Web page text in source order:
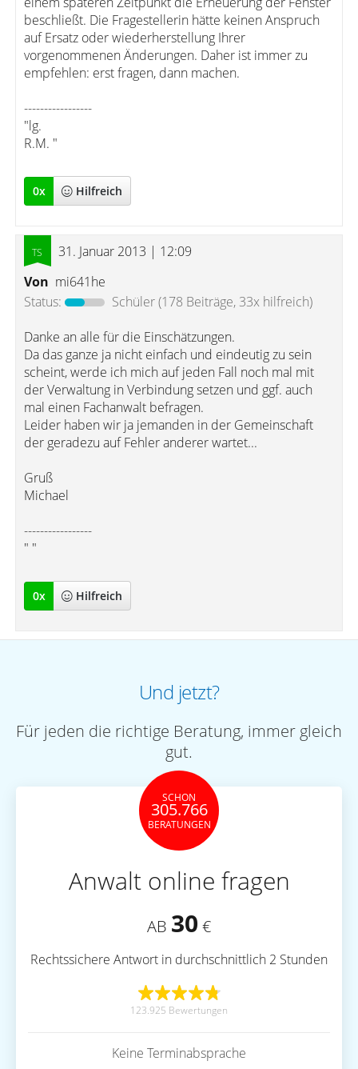
beschließt. Die Fragestellerin hätte keinen Anspruch
auf Ersatz oder wiederherstellung Ihrer
vorgenommenen Änderungen. Daher ist immer zu
empfehlen: erst fragen, dann machen.
-----------------
"lg.
R.M. "
0x Hilfreich
31. Januar 2013 | 12:09
Von mi641he
Status:
Schüler(178 Beiträge, 33x hilfreich)
Danke an alle für die Einschätzungen.
Da das ganze ja nicht einfach und eindeutig zu sein
scheint, werde ich mich auf jeden Fall noch mal mit
der Verwaltung in Verbindung setzen und ggf. auch
mal einen Fachanwalt befragen.
Leider haben wir ja jemanden in der Gemeinschaft
der geradezu auf Fehler anderer wartet...
Gruß
Michael
-----------------
" "
0x Hilfreich
Und jetzt?
Für jeden die richtige Beratung, immer gleich
gut.
SCHON
305.766
BERATUNGEN
Anwalt online fragen
AB 30 €
Rechtssichere Antwort in durchschnittlich 2 Stunden
123.925 Bewertungen
Keine Terminabsprache